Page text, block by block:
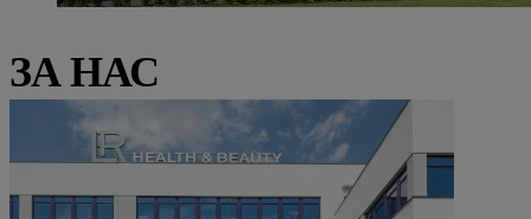
ЗА НАС